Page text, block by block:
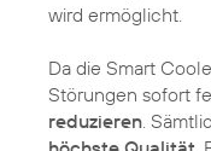
wird ermöglicht.
Da die Smart
Störungen sofort
reduzieren.